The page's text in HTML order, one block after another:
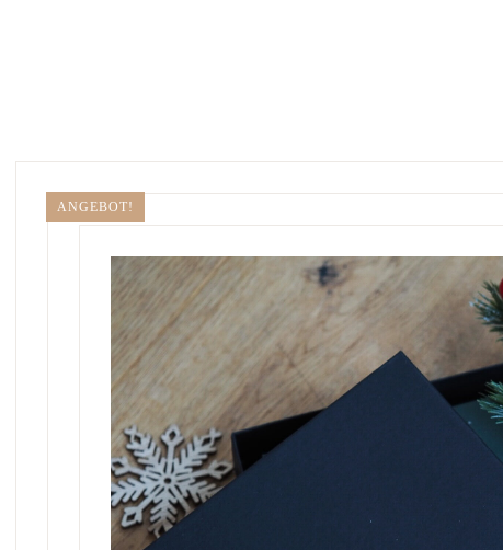
Edelstahlschmuck
Erinnerungsschmuck
Holzschmuck
Sonnenfänger
Personalisierter Schmuck
Gänseliesel Schmuck
Ketten ohne Anhänger
Gänseliesel Schmuck
Gutschein
2. Wahl
Sale %
ANGEBOT!